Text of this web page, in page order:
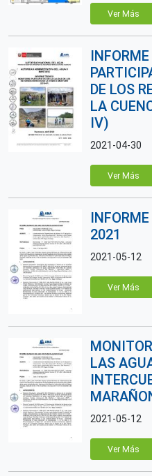
Ver Más
DE LOS
LA
IV)
2021-04-30
Ver Más
2021
2021-05-12
Ver Más
LAS
2021-05-12
Ver Más